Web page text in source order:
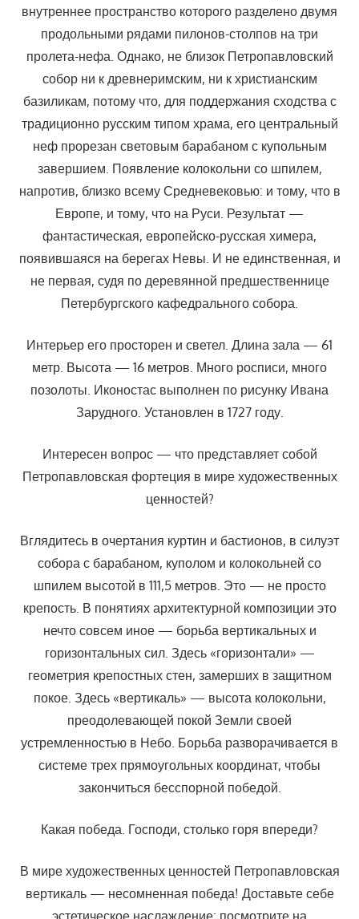
внутреннее пространство которого разделено двумя
продольными рядами пилонов-столпов на три
пролета-нефа. Однако, не близок Петропавловский
собор ни к древнеримским, ни к христианским
базиликам, потому что, для поддержания сходства с
традиционно ­русским типом храма, его центральный
неф прорезан световым барабаном с купольным
завершием. Появление колокольни со шпилем,
напротив, близко всему Средневековью: и тому, что в
Европе, и тому, что на Руси. Результат —
фантастическая, европейско-русская химера,
появившаяся на берегах Невы. И не единственная, и
не первая, судя по деревянной предшественнице
Петербургского кафедрального собора.
Интерьер его просторен и светел. Длина зала — 61
метр. Высота — 16 метров. Много росписи, много
позолоты. Иконостас выполнен по рисунку Ивана
Зарудного. Установлен в 1727 году.
Интересен вопрос — что представляет собой
Петропавловская фортеция в мире художественных
ценностей?
Вглядитесь в очертания куртин и бастионов, в силуэт
собора с барабаном, куполом и колокольней со
шпилем высотой в 111,5 метров. Это — не просто
крепость. В понятиях архитектурной композиции это
нечто совсем иное — борьба вертикальных и
горизонтальных сил. Здесь «горизонтали» —
геометрия крепостных стен, замерших в защитном
покое. Здесь «вертикаль» — высота колокольни,
преодолевающей покой Земли своей
устремленностью в Небо. Борьба разворачивается в
системе трех прямоугольных координат, чтобы
закончиться бесспорной победой.
Какая победа. Господи, столько горя впереди?
В мире художественных ценностей Петропавловская
вертикаль — несомненная победа! Доставьте себе
эстетическое наслаждение: посмотрите на